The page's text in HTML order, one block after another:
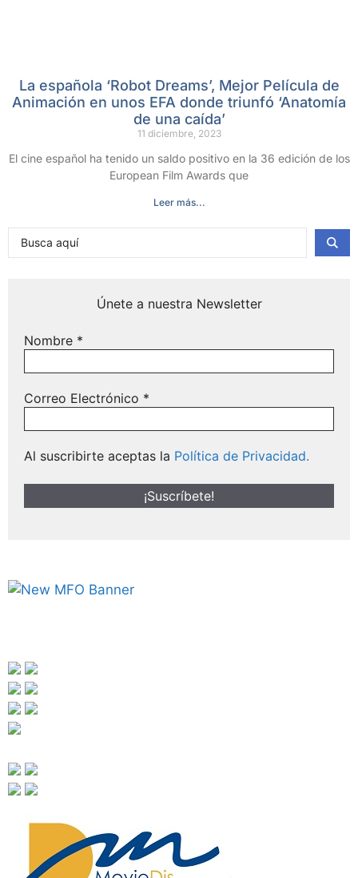
La española ‘Robot Dreams’, Mejor Película de
Animación en unos EFA donde triunfó ‘Anatomía
de una caída’
11 diciembre, 2023
El cine español ha tenido un saldo positivo en la 36 edición de los
European Film Awards que
Leer más...
Únete a nuestra Newsletter
Nombre *
Correo Electrónico *
Al suscribirte aceptas la Política de Privacidad.